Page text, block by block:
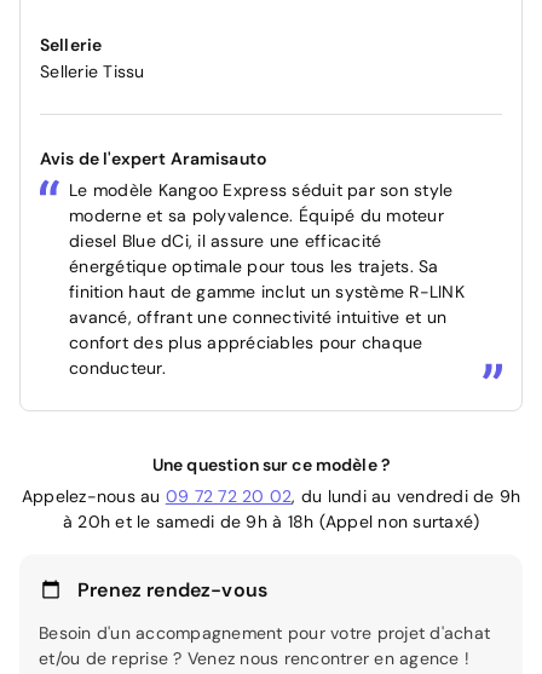
Sellerie
Sellerie Tissu
Avis de l'expert Aramisauto
Le modèle Kangoo Express séduit par son style
moderne et sa polyvalence. Équipé du moteur
diesel Blue dCi, il assure une efficacité
énergétique optimale pour tous les trajets. Sa
finition haut de gamme inclut un système R-LINK
avancé, offrant une connectivité intuitive et un
confort des plus appréciables pour chaque
conducteur.
Une question sur ce modèle ?
Appelez-nous au 09 72 72 20 02, du lundi au vendredi de 9h
à 20h et le samedi de 9h à 18h (Appel non surtaxé)
Prenez rendez-vous
Besoin d'un accompagnement pour votre projet d'achat
et/ou de reprise ? Venez nous rencontrer en agence !